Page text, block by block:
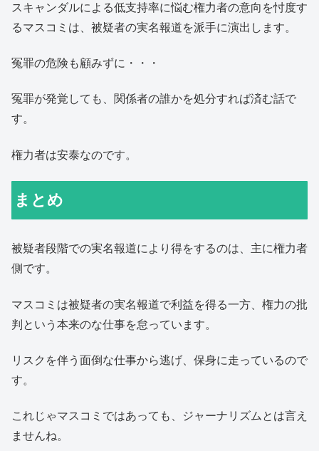
スキャンダルによる低支持率に悩む権力者の意向を忖度す
るマスコミは、被疑者の実名報道を派手に演出します。
冤罪の危険も顧みずに・・・
冤罪が発覚しても、関係者の誰かを処分すれば済む話で
す。
権力者は安泰なのです。
まとめ
被疑者段階での実名報道により得をするのは、主に権力者
側です。
マスコミは被疑者の実名報道で利益を得る一方、権力の批
判という本来のな仕事を怠っています。
リスクを伴う面倒な仕事から逃げ、保身に走っているので
す。
これじゃマスコミではあっても、ジャーナリズムとは言え
ませんね。